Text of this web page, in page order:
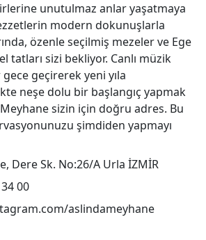
unutulmaz anlar yaşatmaya
modern dokunuşlarla
özenle seçilmiş mezeler ve Ege
tatları sizi bekliyor. Canlı müzik
geçirerek yeni yıla
neşe dolu bir başlangıç yapmak
sizin için doğru adres. Bu
şimdiden yapmayı
Dere Sk. No:26/A Urla İZMİR
00
aslindameyhane